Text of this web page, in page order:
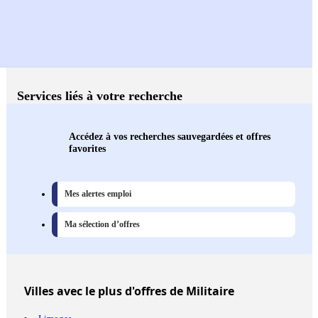
Services liés à votre recherche
Accédez à vos recherches sauvegardées et offres
favorites
Mes alertes emploi
Ma sélection d’offres
Villesavec le plus d'offres de Militaire